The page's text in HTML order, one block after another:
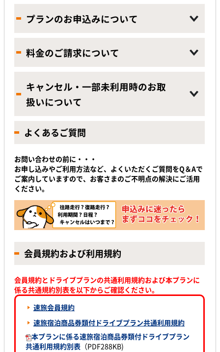
プランのお申込みについて
料金のご請求について
キャンセル・一部未利用時のお取
扱いについて
よくあるご質問
お問い合わせの前に・・・
お申し込みやご利用方法など、よくいただくご質問をQ＆Aで
ご案内していますので、お客さまのご不明点の解決にご活用
ください。
会員規約および利用規約
会員規約とドライブプランの共通利用規約および本プランに
係る共通規約別表を以下からご確認ください。
速旅会員規約
速旅宿泊商品券類付ドライブプラン共通利用規約
本プランに係る速旅宿泊商品券類付ドライブプラン
共通利用規約別表 （PDF288KB)